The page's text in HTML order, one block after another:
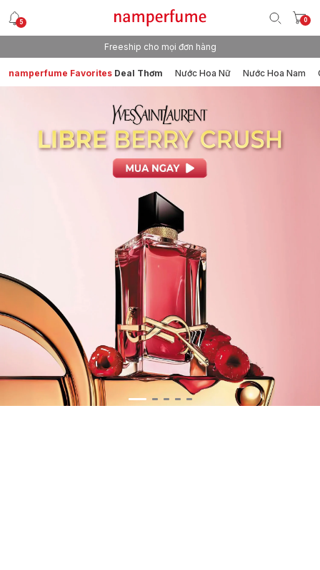
5 0
Freeship cho mọi đơn hàng
namperfume Favorites Deal Thơm Nước Hoa Nữ Nước Hoa Nam